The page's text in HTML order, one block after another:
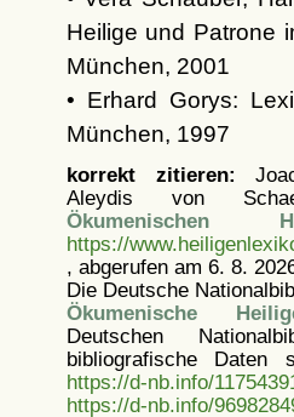
Heilige und Patrone
München, 2001
• Erhard Gorys:
München, 1997
korrekt zitieren:
Aleydis von
Ökumenischen
https://
, abgerufen am 6. 8.
Die Deutsche
Ökumenische
Deutschen
bibliografische
https://d-nb.info/
https://d-nb.info/